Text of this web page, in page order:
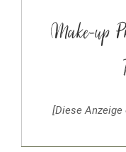
Make-up
[Diese Anzeige